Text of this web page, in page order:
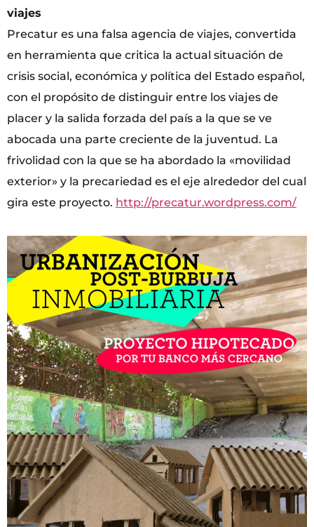
viajes
Precatur es una falsa agencia de viajes, convertida
en herramienta que critica la actual situación de
crisis social, económica y política del Estado español,
con el propósito de distinguir entre los viajes de
placer y la salida forzada del país a la que se ve
abocada una parte creciente de la juventud. La
frivolidad con la que se ha abordado la «movilidad
exterior» y la precariedad es el eje alrededor del cual
gira este proyecto. http://precatur.wordpress.com/